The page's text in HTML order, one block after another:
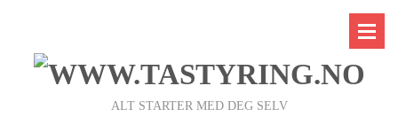
ALT STARTER MED DEG SELV